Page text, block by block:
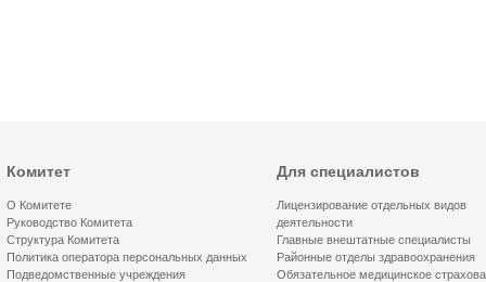
Комитет
О Комитете
Руководство Комитета
Структура Комитета
Политика оператора персональных данных
Подведомственные учреждения
Для специалистов
Лицензирование отдельных видов
деятельности
Главные внештатные специалисты
Районные отделы здравоохранения
Обязательное медицинское